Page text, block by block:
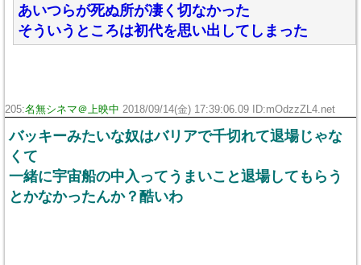
あいつらが死ぬ所が凄く切なかった
そういうところは初代を思い出してしまった
205:名無シネマ＠上映中 2018/09/14(金) 17:39:06.09 ID:mOdzzZL4.net
バッキーみたいな奴はバリアで千切れて退場じゃな
くて
一緒に宇宙船の中入ってうまいこと退場してもらう
とかなかったんか？酷いわ